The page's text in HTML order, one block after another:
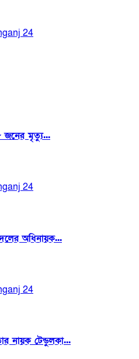
24
জনের মৃত্যু...
24
অধিনায়ক...
24
নায়ক টেন্ডুলকা...